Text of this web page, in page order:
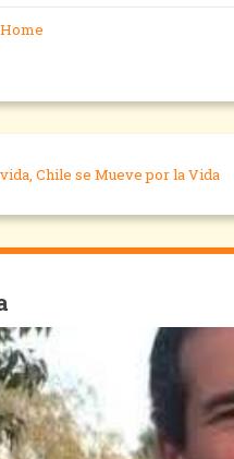
Chile se Mueve por la Vida